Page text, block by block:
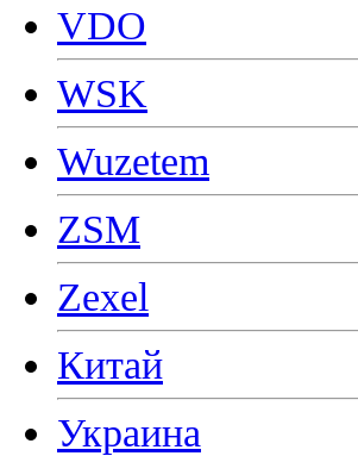
VDO
WSK
Wuzetem
ZSM
Zexel
Китай
Украина